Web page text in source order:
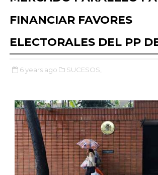
FINANCIAR FAVORES
ELECTORALES DEL PP
6 years ago SUCESOS,